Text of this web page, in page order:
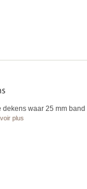
waar 25 mm band
plus